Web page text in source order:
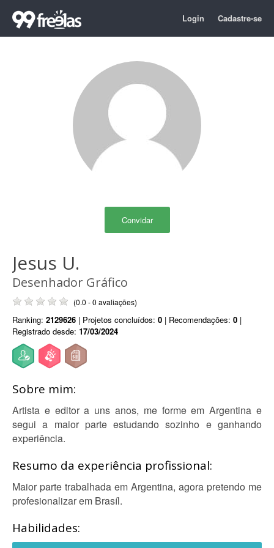
Login Cadastre-se
Convidar
Jesus U.
Desenhador Gráfico
(0.0 - 0 avaliações)
Ranking: 2129626 | Projetos concluídos: 0 | Recomendações: 0 |
Registrado desde: 17/03/2024
Sobre mim:
Artista e editor a uns anos, me forme em Argentina e
segui a maior parte estudando sozinho e ganhando
experiência.
Resumo da experiência profissional:
Maior parte trabalhada em Argentina, agora pretendo me
profesionalizar em Brasíl.
Habilidades: